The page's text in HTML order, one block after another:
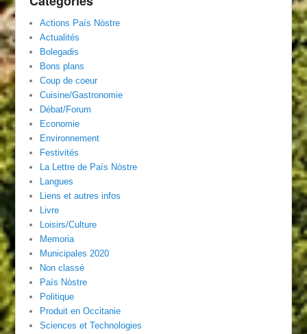
Actions País Nòstre
Actualités
Bolegadis
Bons plans
Coup de coeur
Cuisine/Gastronomie
Débat/Forum
Economie
Environnement
Festivités
La Lettre de País Nòstre
Langues
Liens et autres infos
Livre
Loisirs/Culture
Memoria
Municipales 2020
Non classé
País Nòstre
Politique
Produit en Occitanie
Sciences et Technologies